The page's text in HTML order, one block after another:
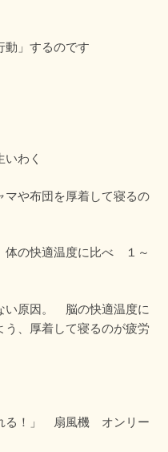
動」するのです
わく
マや布団を厚着して寝るの
の快適温度に比べ １～
い原因。 脳の快適温度に
、厚着して寝るのが疲労
る！」 扇風機 オンリー